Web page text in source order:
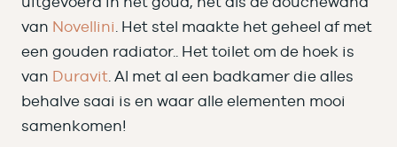
van Novellini . Het stel maakte het geheel af met
een gouden radiator.. Het toilet om de hoek is
van Duravit . Al met al een badkamer die alles
behalve saai is en waar alle elementen mooi
samenkomen!